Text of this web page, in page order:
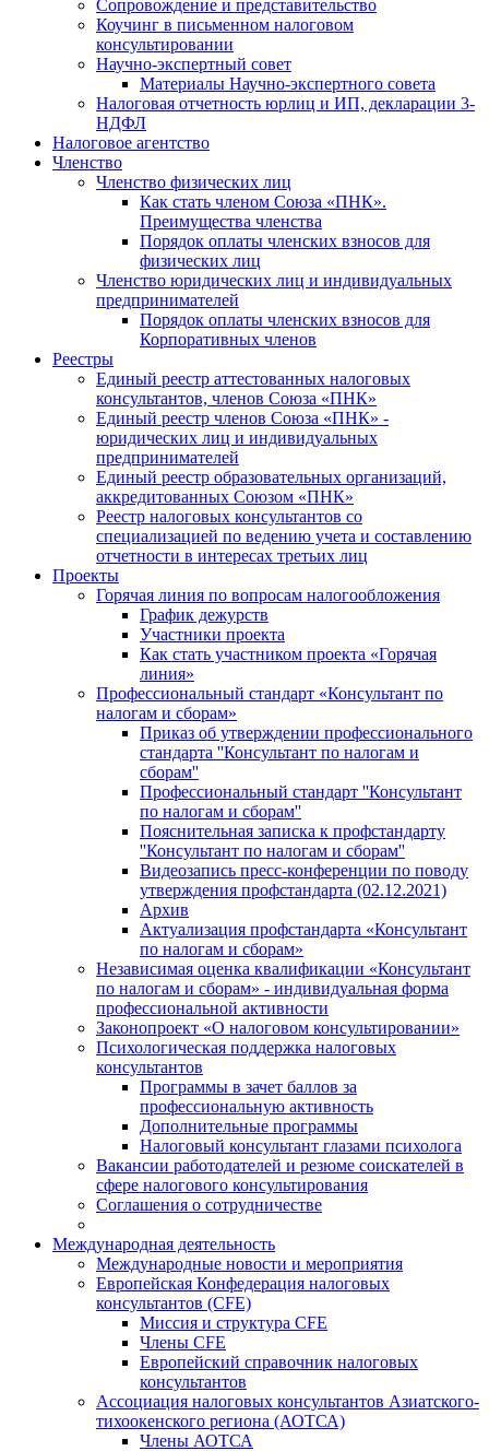
Cопровождение и представительство
Коучинг в письменном налоговом
консультировании
Научно-экспертный совет
Материалы Научно-экспертного совета
Налоговая отчетность юрлиц и ИП, декларации 3-
НДФЛ
Налоговое агентство
Членство
Членство физических лиц
Как стать членом Союза «ПНК».
Преимущества членства
Порядок оплаты членских взносов для
физических лиц
Членство юридических лиц и индивидуальных
предпринимателей
Порядок оплаты членских взносов для
Корпоративных членов
Реестры
Единый реестр аттестованных налоговых
консультантов, членов Союза «ПНК»
Единый реестр членов Союза «ПНК» -
юридических лиц и индивидуальных
предпринимателей
Единый реестр образовательных организаций,
аккредитованных Союзом «ПНК»
Реестр налоговых консультантов со
специализацией по ведению учета и составлению
отчетности в интересах третьих лиц
Проекты
Горячая линия по вопросам налогообложения
График дежурств
Участники проекта
Как стать участником проекта «Горячая
линия»
Профессиональный стандарт «Консультант по
налогам и сборам»
Приказ об утверждении профессионального
стандарта ''Консультант по налогам и
сборам''
Профессиональный стандарт ''Консультант
по налогам и сборам''
Пояснительная записка к профстандарту
''Консультант по налогам и сборам''
Видеозапись пресс-конференции по поводу
утверждения профстандарта (02.12.2021)
Архив
Актуализация профстандарта «Консультант
по налогам и сборам»
Независимая оценка квалификации «Консультант
по налогам и сборам» - индивидуальная форма
профессиональной активности
Законопроект «О налоговом консультировании»
Психологическая поддержка налоговых
консультантов
Программы в зачет баллов за
профессиональную активность
Дополнительные программы
Налоговый консультант глазами психолога
Вакансии работодателей и резюме соискателей в
сфере налогового консультирования
Соглашения о сотрудничестве
Международная деятельность
Международные новости и мероприятия
Европейская Конфедерация налоговых
консультантов (CFE)
Миссия и структура CFE
Члены CFE
Европейский справочник налоговых
консультантов
Ассоциация налоговых консультантов Азиатского-
тихоокенского региона (АОТСА)
Члены АОТСА